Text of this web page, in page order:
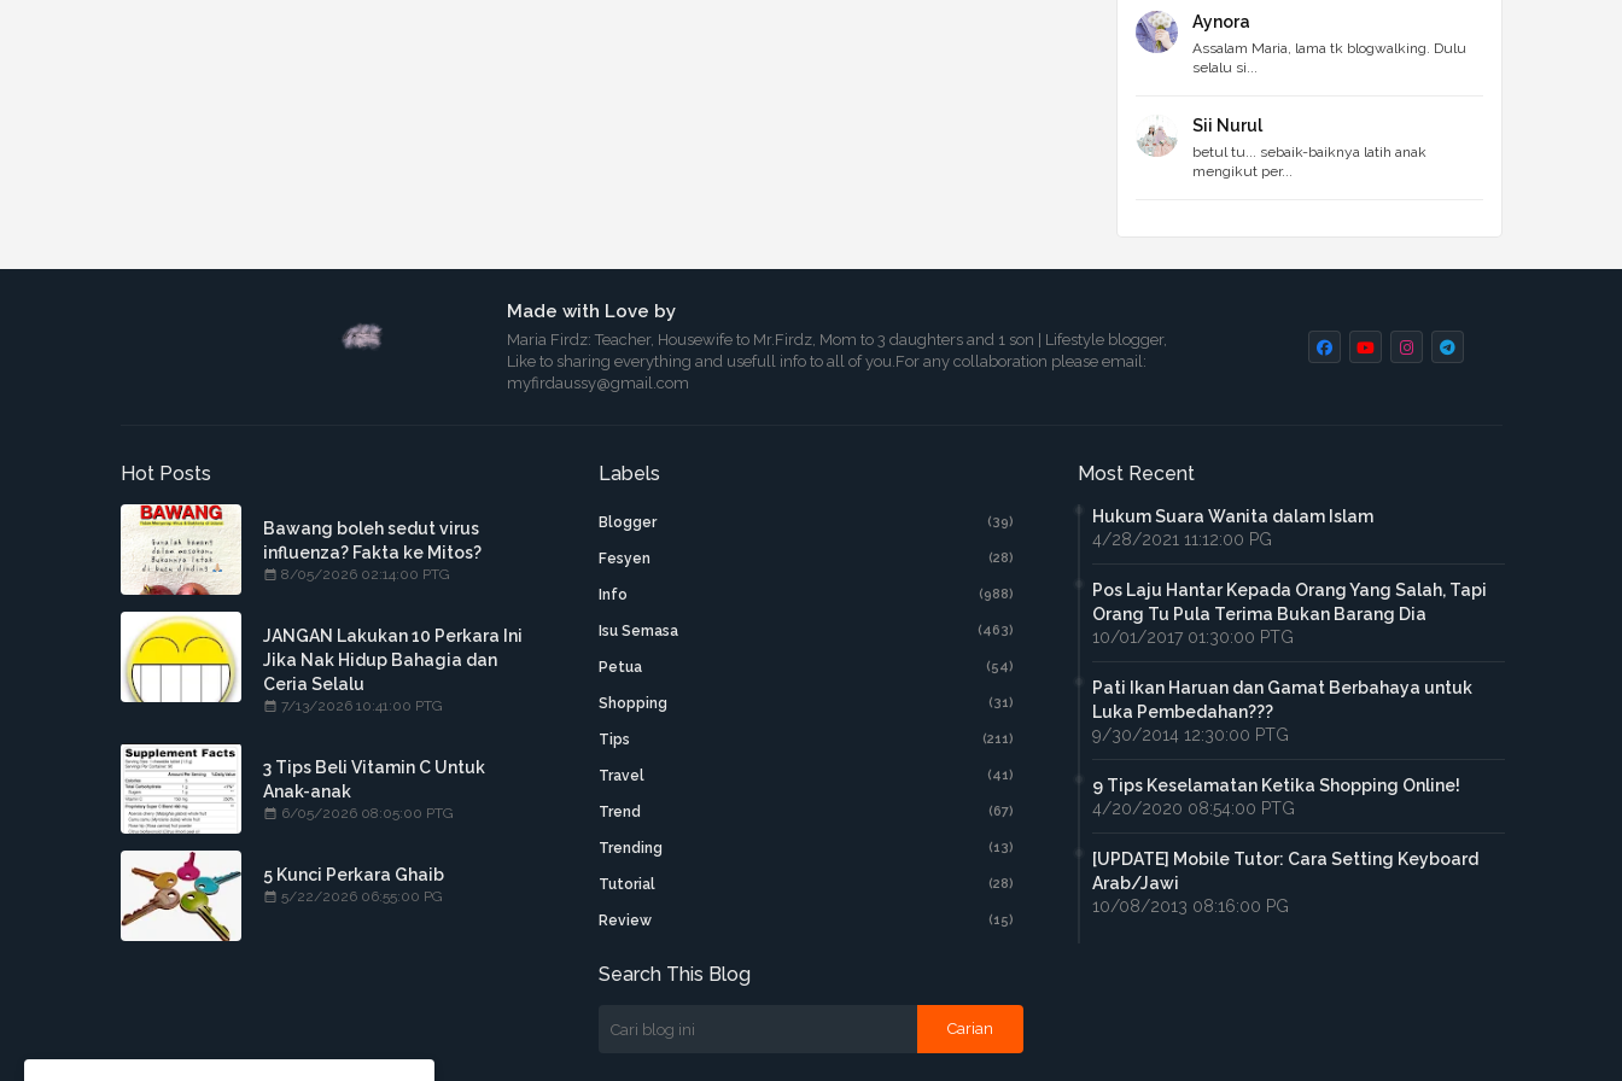
Aynora
Assalam Maria, lama tk blogwalking. Dulu
selalu si...
Sii Nurul
betul tu... sebaik-baiknya latih anak
mengikut per...
Made with Love by
Maria Firdz: Teacher, Housewife to Mr.Firdz, Mom to 3 daughters and 1 son | Lifestyle blogger,
Like to sharing everything and usefull info to all of you.For any collaboration please email:
myfirdaussy@gmail.com
Hot Posts
Bawang boleh sedut virus
influenza? Fakta ke Mitos?
8/05/2026 02:14:00 PTG
JANGAN Lakukan 10 Perkara Ini
Jika Nak Hidup Bahagia dan
Ceria Selalu
7/13/2026 10:41:00 PTG
3 Tips Beli Vitamin C Untuk
Anak-anak
6/05/2026 08:05:00 PTG
5 Kunci Perkara Ghaib
5/22/2026 06:55:00 PG
Labels
Blogger (39)
Fesyen (28)
Info (988)
Isu Semasa (463)
Petua (54)
Shopping (31)
Tips (211)
Travel (41)
Trend (67)
Trending (13)
Tutorial (28)
Review (15)
Search This Blog
Most Recent
Hukum Suara Wanita dalam Islam
4/28/2021 11:12:00 PG
Pos Laju Hantar Kepada Orang Yang Salah, Tapi
Orang Tu Pula Terima Bukan Barang Dia
10/01/2017 01:30:00 PTG
Pati Ikan Haruan dan Gamat Berbahaya untuk
Luka Pembedahan???
9/30/2014 12:30:00 PTG
9 Tips Keselamatan Ketika Shopping Online!
4/20/2020 08:54:00 PTG
[UPDATE] Mobile Tutor: Cara Setting Keyboard
Arab/Jawi
10/08/2013 08:16:00 PG